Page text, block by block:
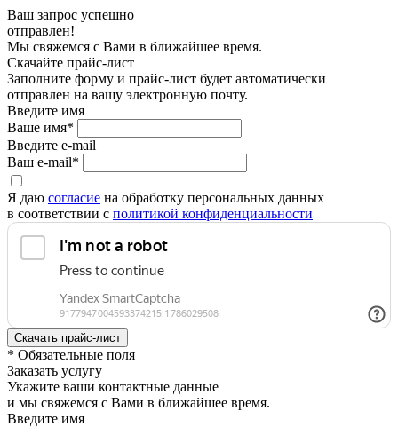
Ваш запрос успешно
отправлен!
Мы свяжемся с Вами в ближайшее время.
Скачайте прайс-лист
Заполните форму и прайс-лист будет автоматически
отправлен на вашу электронную почту.
Введите имя
Ваше имя*
Введите e-mail
Ваш e-mail*
Я даю согласие на обработку персональных данных
в соответствии с политикой конфиденциальности
* Обязательные поля
Заказать услугу
Укажите ваши контактные данные
и мы свяжемся с Вами в ближайшее время.
Введите имя